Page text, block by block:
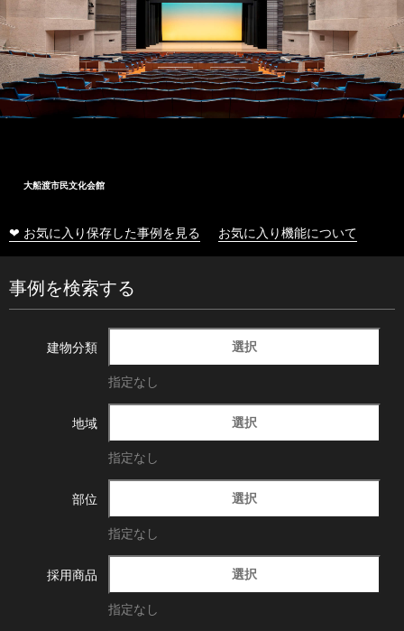
大船渡市民文化会館
❤ お気に入り保存した事例を見る お気に入り機能について
事例を検索する
建物分類 選択
指定なし
地域 選択
指定なし
部位 選択
指定なし
採用商品 選択
指定なし